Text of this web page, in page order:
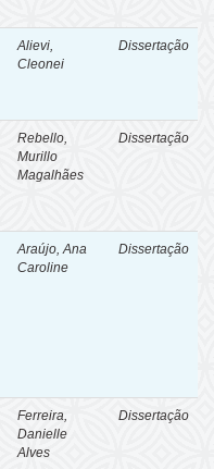
Alievi,
Cleonei
Dissertação
Rebello,
Murillo
Magalhães
Dissertação
Araújo, Ana
Caroline
Dissertação
Ferreira,
Danielle
Alves
Dissertação